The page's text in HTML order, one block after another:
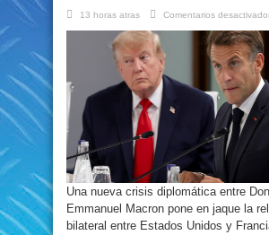
13 horas atras Comentarios
Una nueva crisis diplomática entre
Emmanuel Macron pone en jaque la
bilateral entre Estados Unidos y